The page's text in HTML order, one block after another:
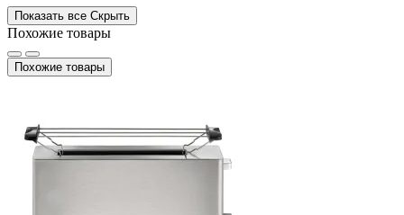
Показать все Скрыть
Похожие товары
Похожие товары